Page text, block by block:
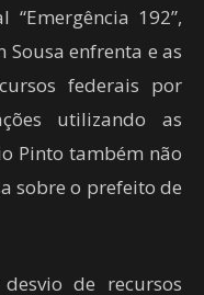
192”,
enfrenta e as
federais por
utilizando as
Pinto também não
sobre o prefeito de
de recursos